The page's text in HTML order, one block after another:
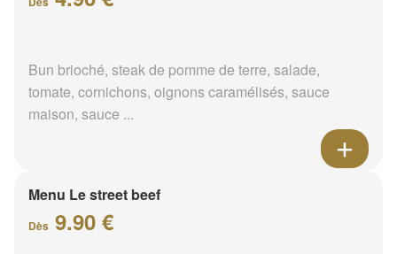
Bun brioché, steak de pomme de terre, salade,
tomate, cornichons, oignons caramélisés, sauce
maison, sauce ...
Menu Le street beef
Dès 9.90 €